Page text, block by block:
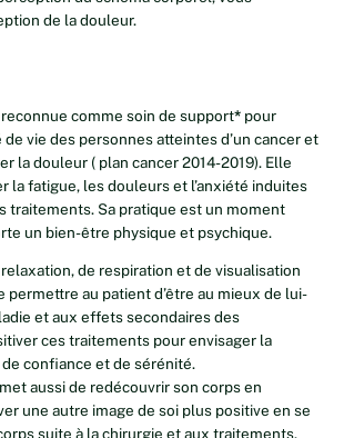
de la douleur.
comme soin de support*pour
vie des personnes atteintes d’un cancer et
la douleur ( plan cancer 2014-2019). Elle
la fatigue, les douleurs et l’anxiété induites
traitements. Sa pratique est un moment
un bien-être physique et psychique.
de respiration et de visualisation
au patient d’être au mieux de lui-
et aux effets secondaires des
ces traitements pour envisager la
confiance et de sérénité.
aussi de redécouvrir son corps en
une autre image de soi plus positive en se
suite à la chirurgie et aux traitements.